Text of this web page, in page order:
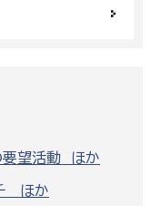
要望活動 ほか
ほか